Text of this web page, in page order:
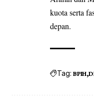
kuota serta
depan.
Tag: BPIH